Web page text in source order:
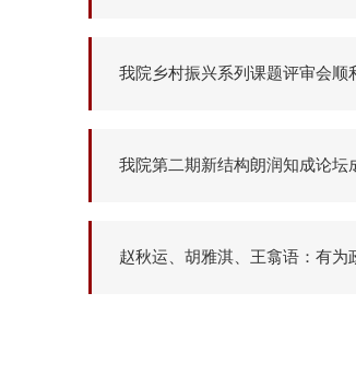
我院乡村振兴系列课题评审会顺
我院第二期新结构朗润知成论坛
赵秋运、胡雅淇、王翕语：有